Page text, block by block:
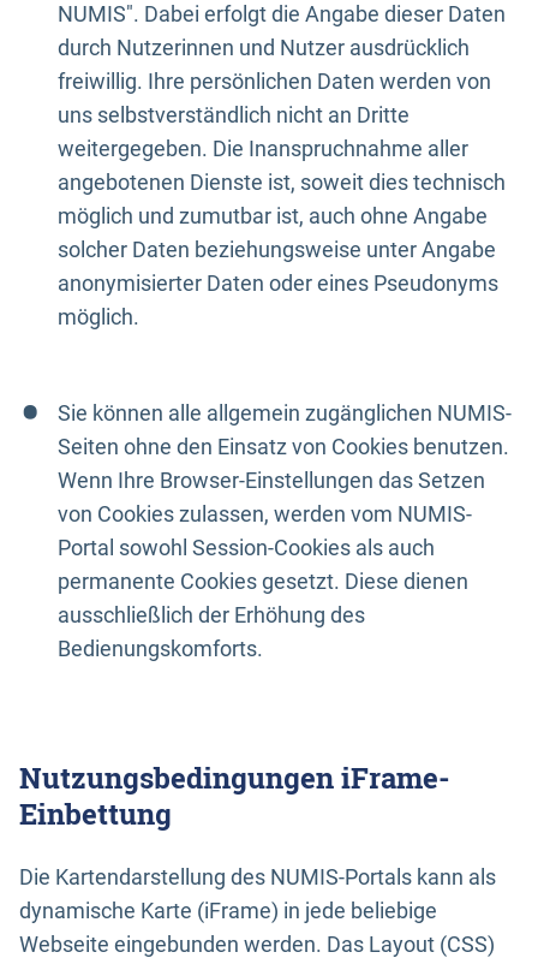
NUMIS". Dabei erfolgt die Angabe dieser Daten
durch Nutzerinnen und Nutzer ausdrücklich
freiwillig. Ihre persönlichen Daten werden von
uns selbstverständlich nicht an Dritte
weitergegeben. Die Inanspruchnahme aller
angebotenen Dienste ist, soweit dies technisch
möglich und zumutbar ist, auch ohne Angabe
solcher Daten beziehungsweise unter Angabe
anonymisierter Daten oder eines Pseudonyms
möglich.
Sie können alle allgemein zugänglichen NUMIS-
Seiten ohne den Einsatz von Cookies benutzen.
Wenn Ihre Browser-Einstellungen das Setzen
von Cookies zulassen, werden vom NUMIS-
Portal sowohl Session-Cookies als auch
permanente Cookies gesetzt. Diese dienen
ausschließlich der Erhöhung des
Bedienungskomforts.
Nutzungsbedingungen iFrame-
Einbettung
Die Kartendarstellung des NUMIS-Portals kann als
dynamische Karte (iFrame) in jede beliebige
Webseite eingebunden werden. Das Layout (CSS)